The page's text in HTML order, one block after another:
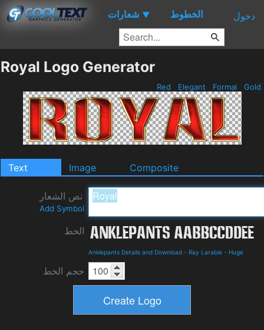
شعارات ▼ الخطوط دخول
Royal Logo Generator
Red Elegant Formal Gold
Text Image Composite
نص الشعار
Add Symbol
الخط
Anklepants Details and Download - Ray Larabie - Huge
حجم الخط